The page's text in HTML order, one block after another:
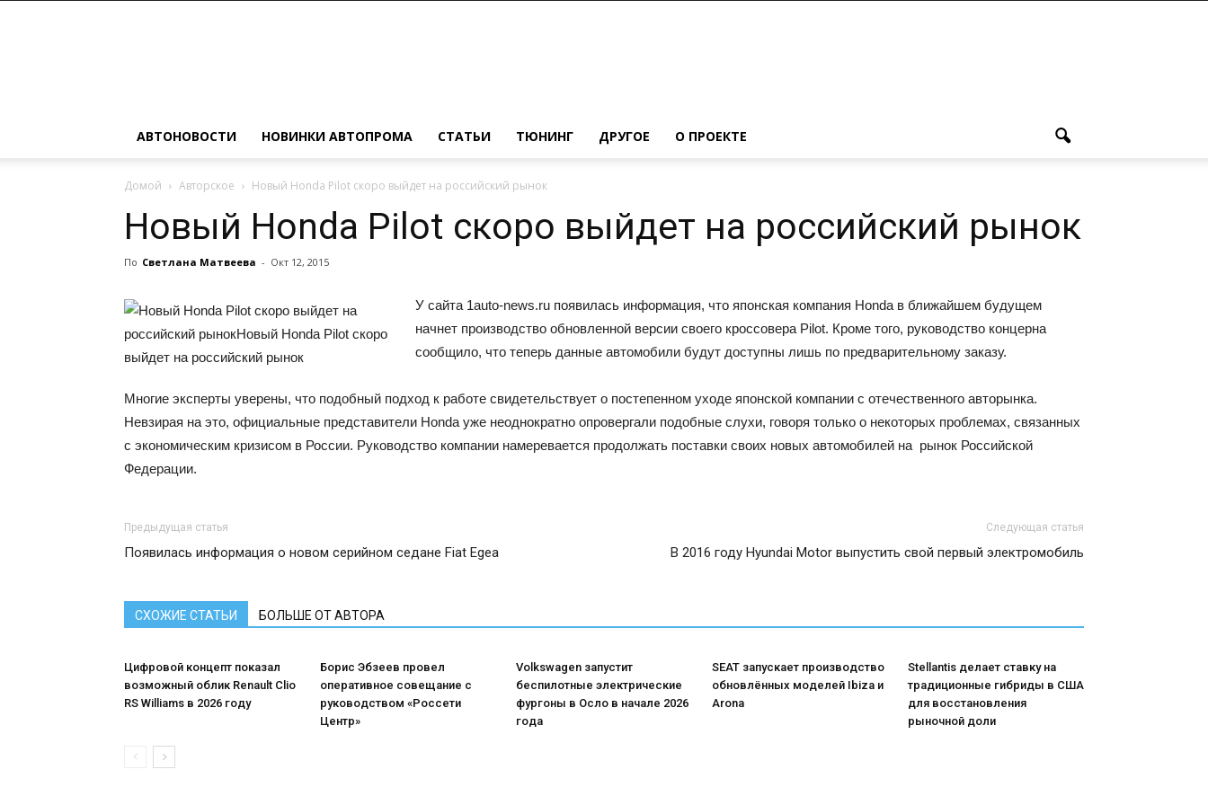
АВТОНОВОСТИ НОВИНКИ АВТОПРОМА СТАТЬИ ТЮНИНГ ДРУГОЕ О ПРОЕКТЕ
Домой Авторское Новый Honda Pilot скоро выйдет на российский рынок
Новый Honda Pilot скоро выйдет на российский рынок
По Светлана Матвеева - Окт 12, 2015
У сайта 1auto-news.ru появилась информация, что японская компания Honda в ближайшем будущем
начнет производство обновленной версии своего кроссовера Pilot. Кроме того, руководство концерна
сообщило, что теперь данные автомобили будут доступны лишь по предварительному заказу.
Многие эксперты уверены, что подобный подход к работе свидетельствует о постепенном уходе японской компании с отечественного авторынка.
Невзирая на это, официальные представители Honda уже неоднократно опровергали подобные слухи, говоря только о некоторых проблемах, связанных
с экономическим кризисом в России. Руководство компании намеревается продолжать поставки своих новых автомобилей на рынок Российской
Федерации.
Предыдущая статья
Появилась информация о новом серийном седане Fiat Egea
Следующая статья
В 2016 году Hyundai Motor выпустить свой первый электромобиль
СХОЖИЕ СТАТЬИ БОЛЬШЕ ОТ АВТОРА
Цифровой концепт показал
возможный облик Renault Clio
RS Williams в 2026 году
Борис Эбзеев провел
оперативное совещание с
руководством «Россети
Центр»
Volkswagen запустит
беспилотные электрические
фургоны в Осло в начале 2026
года
SEAT запускает производство
обновлённых моделей Ibiza и
Arona
Stellantis делает ставку на
традиционные гибриды в США
для восстановления
рыночной доли